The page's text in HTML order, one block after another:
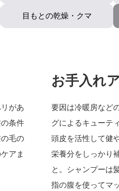
目もとの乾燥・クマ
があ
条件
毛の
アま
お手入れ
要因は冷暖房など
グによるキューテ
頭皮を活性して健
栄養分をしっかり
と。シャンプーは
指の腹を使ってマ